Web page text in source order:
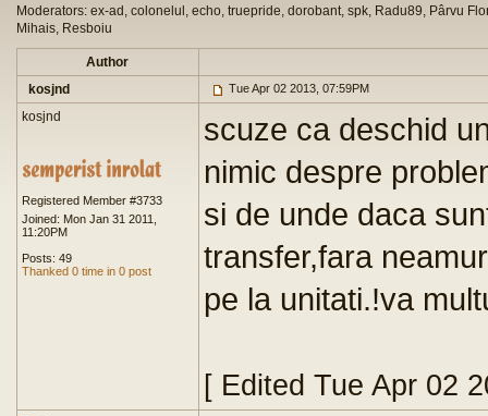
Moderators: ex-ad, colonelul, echo, truepride, dorobant, spk, Radu89, Pârvu
Mihais, Resboiu
Author
kosjnd
Tue Apr 02 2013, 07:59PM
kosjnd
Registered Member #3733
Joined: Mon Jan 31 2011,
11:20PM
Posts: 49
Thanked 0 time in 0 post
scuze ca deschid
nimic despre
si de unde daca
transfer,fara
pe la unitati.!va
[ Edited Tue Apr 02